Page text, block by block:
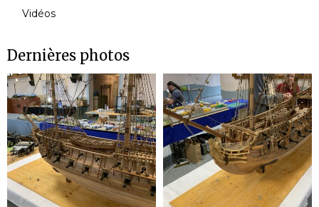
Vidéos
Dernières photos